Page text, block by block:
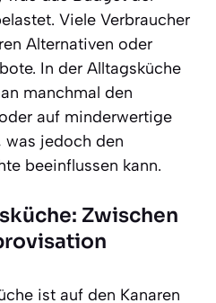
Viele Verbraucher
Alternativen oder
In der Alltagsküche
manchmal den
auf minderwertige
was jedoch den
beeinflussen kann.
Zwischen
ist auf den Kanaren